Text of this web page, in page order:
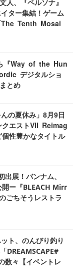
人、『ペルソナ』
ター集結！ゲーム
The Tenth Mosai
『Way of the Hun
デジタルショ
とめ
の夏休み」8月9日
クエストVII Reimag
性豊かなタイトル
出展！バンナム、
開ー『BLEACH Mirr
ごちそうレストラ
ト、のんびり釣り
DREAMSCAPE#
数々【イベントレ